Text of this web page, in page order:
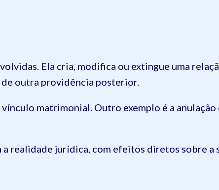
Ela cria, modifica ou extingue uma
de outra providência posterior.
matrimonial. Outro exemplo é a
realidade jurídica, com efeitos diretos sobre a